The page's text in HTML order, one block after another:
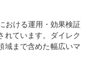
おける運用・効果検証
れています。ダイレク
域まで含めた幅広いマ